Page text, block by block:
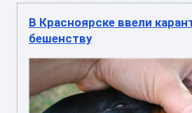
В Красноярске ввели
бешенству